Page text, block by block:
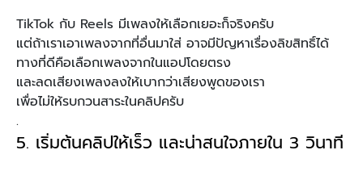
TikTok กับ Reels มีเพลงให้เลือกเยอะก็จริงครับ
แต่ถ้าเราเอาเพลงจากที่อื่นมาใส่ อาจมีปัญหาเรื่องลิขสิทธิ์ได้
ทางที่ดีคือเลือกเพลงจากในแอปโดยตรง
และลดเสียงเพลงลงให้เบากว่าเสียงพูดของเรา
เพื่อไม่ให้รบกวนสาระในคลิปครับ
.
5. เริ่มต้นคลิปให้เร็ว และน่าสนใจภายใน 3 วินาที